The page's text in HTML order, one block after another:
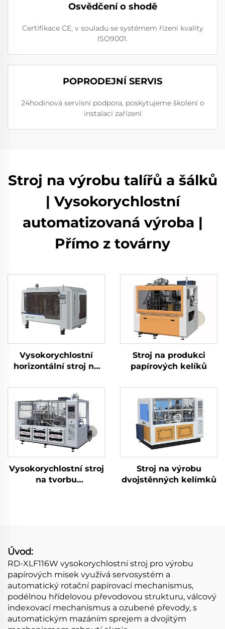
Osvědčení o shodě
Certifikace CE, v souladu se systémem řízení kvality
ISO9001.
POPRODEJNÍ SERVIS
24hodinová servisní podpora, poskytujeme školení o
instalaci zařízení
Stroj na výrobu talířů a šálků
| Vysokorychlostní
automatizovaná výroba |
Přímo z továrny
Vysokorychlostní
horizontální stroj na
Stroj na produkci
papírových kelíků
Vysokorychlostní stroj
na tvorbu
Stroj na výrobu
dvojstěnných kelímků
Úvod:
RD-XLF116W vysokorychlostní stroj pro výrobu
papírových misek využívá servosystém a
automatický rotační papírovací mechanismus,
podélnou hřídelovou převodovou strukturu, válcový
indexovací mechanismus a ozubené převody, s
automatickým mazáním sprejem a dvojitým